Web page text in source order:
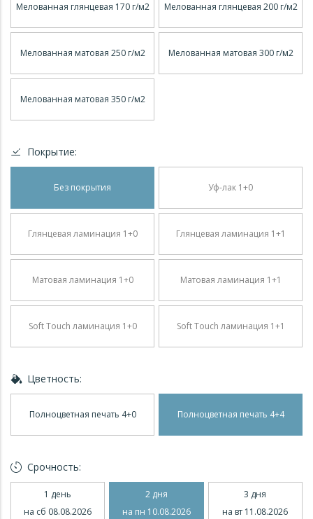
Мелованная глянцевая 170 г/м2 Мелованная глянцевая 200 г/м2
Мелованная матовая 250 г/м2 Мелованная матовая 300 г/м2
Мелованная матовая 350 г/м2
Покрытие:
Без покрытия Уф-лак 1+0
Глянцевая ламинация 1+0 Глянцевая ламинация 1+1
Матовая ламинация 1+0 Матовая ламинация 1+1
Soft Touch ламинация 1+0 Soft Touch ламинация 1+1
Цветность:
Полноцветная печать 4+0 Полноцветная печать 4+4
Срочность:
1 день
на сб 08.08.2026
2 дня
на пн 10.08.2026
3 дня
на вт 11.08.2026